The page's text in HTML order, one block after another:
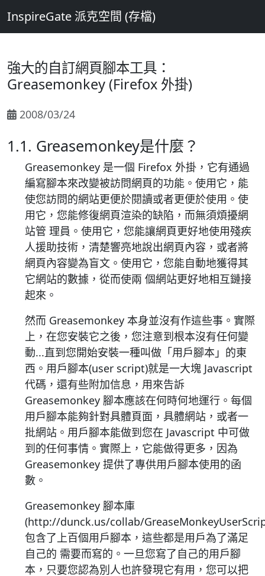
InspireGate 派克空間 (存檔)
強大的自訂網頁腳本工具：
Greasemonkey (Firefox 外掛)
2008/03/24
1.1. Greasemonkey是什麼？
Greasemonkey 是一個 Firefox 外掛，它有通過
編寫腳本來改變被訪問網頁的功能。使用它，能
使您訪問的網站更便於閱讀或者更便於使用。使
用它，您能修復網頁渲染的缺陷，而無須煩擾網
站管 理員。使用它，您能讓網頁更好地使用殘疾
人援助技術，清楚響亮地說出網頁內容，或者將
網頁內容變為盲文。使用它，您能自動地獲得其
它網站的數據，從而使兩 個網站更好地相互鏈接
起來。
然而 Greasemonkey 本身並沒有作這些事。實際
上，在您安裝它之後，您注意到根本沒有任何變
動...直到您開始安裝一種叫做「用戶腳本」的東
西。用戶腳本(user script)就是一大塊 Javascript
代碼，還有些附加信息，用來告訴
Greasemonkey 腳本應該在何時何地運行。每個
用戶腳本能夠針對具體頁面，具體網站，或者一
批網站。用戶腳本能做到您在 Javascript 中可做
到的任何事情。實際上，它能做得更多，因為
Greasemonkey 提供了專供用戶腳本使用的函
數。
Greasemonkey 腳本庫
(http://dunck.us/collab/
包含了上百個用戶腳本，這些都是用戶為了滿足
自己的 需要而寫的。一旦您寫了自己的用戶腳
本，只要您認為別人也許發現它有用，您可以把